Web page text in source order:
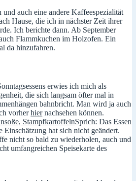
und auch eine andere Kaffeespezialität
Hause, die ich in nächster Zeit ihrer
Ich berichte dann. Ab September
Flammkuchen im Holzofen. Ein
da hinzufahren.
erwies ich mich als
die sich langsam öfter mal in
bahnbricht. Man wird ja auch
vorherhiernachsehen können.
Sprich: Das Essen
Einschätzung hat sich nicht geändert.
nicht so bald zu wiederholen, auch und
umfangreichen Speisekarte des